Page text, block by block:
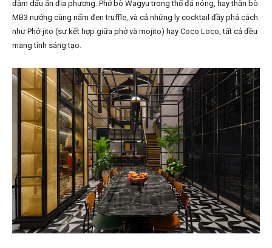
đậm dấu ấn địa phương. Phở bò Wagyu trong thố đá nóng, hay thăn bò
MB3 nướng cùng nấm đen truffle, và cả những ly cocktail đầy phá cách
như Phở-jito (sự kết hợp giữa phở và mojito) hay Coco Loco, tất cả đều
mang tính sáng tạo.